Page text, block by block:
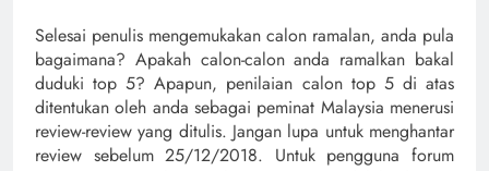
Selesai penulis mengemukakan calon ramalan, anda pula
bagaimana? Apakah calon-calon anda ramalkan bakal
duduki top 5? Apapun, penilaian calon top 5 di atas
ditentukan oleh anda sebagai peminat Malaysia menerusi
review-review yang ditulis. Jangan lupa untuk menghantar
review sebelum 25/12/2018. Untuk pengguna forum